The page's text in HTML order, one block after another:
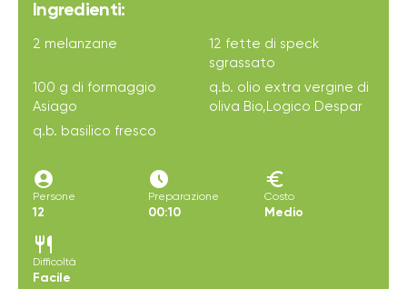
Ingredienti:
2 melanzane
12 fette di speck
sgrassato
100 g di formaggio
Asiago
q.b. olio extra vergine di
oliva Bio,Logico Despar
q.b. basilico fresco
account_circle
Persone
12
access_time_filled
Preparazione
00:10
euro
Costo
Medio
restaurant
Difficoltà
Facile